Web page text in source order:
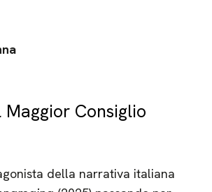
Consiglio
della narrativa italiana